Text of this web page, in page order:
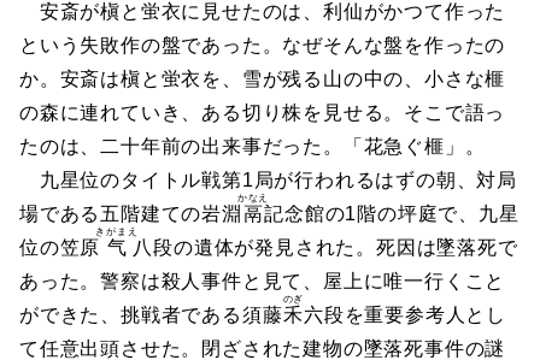
安斎が槇と蛍衣に見せたのは、利仙がかつて作った
という失敗作の盤であった。なぜそんな盤を作ったの
か。安斎は槇と蛍衣を、雪が残る山の中の、小さな榧
の森に連れていき、ある切り株を見せる。そこで語っ
たのは、二十年前の出来事だった。「花急ぐ榧」。
九星位のタイトル戦第1局が行われるはずの朝、対局
場である五階建ての岩淵 鬲
かなえ
記念館の1階の坪庭で、九星
位の笠原 气
きがまえ
八段の遺体が発見された。死因は墜落死で
あった。警察は殺人事件と見て、屋上に唯一行くこと
ができた、挑戦者である須藤禾
のぎ
六段を重要参考人とし
て任意出頭させた。閉ざされた建物の墜落死事件の謎